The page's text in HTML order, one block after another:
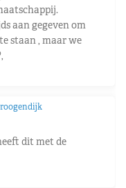
aan gegeven om
staan , maar we
dit met de